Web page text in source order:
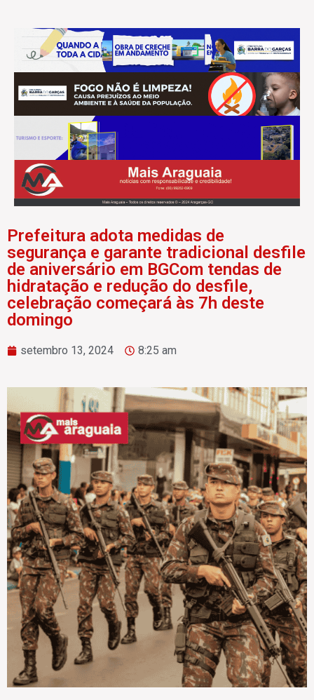
Prefeitura adota medidas de
segurança e garante tradicional desfile
de aniversário em BGCom tendas de
hidratação e redução do desfile,
celebração começará às 7h deste
domingo
setembro 13, 2024 8:25 am